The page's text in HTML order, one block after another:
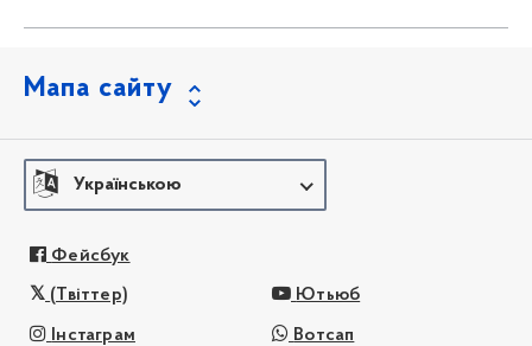
Мапа сайту
Українською
Фейсбук
(Твіттер) Ютьюб
Інстаграм Вотсап